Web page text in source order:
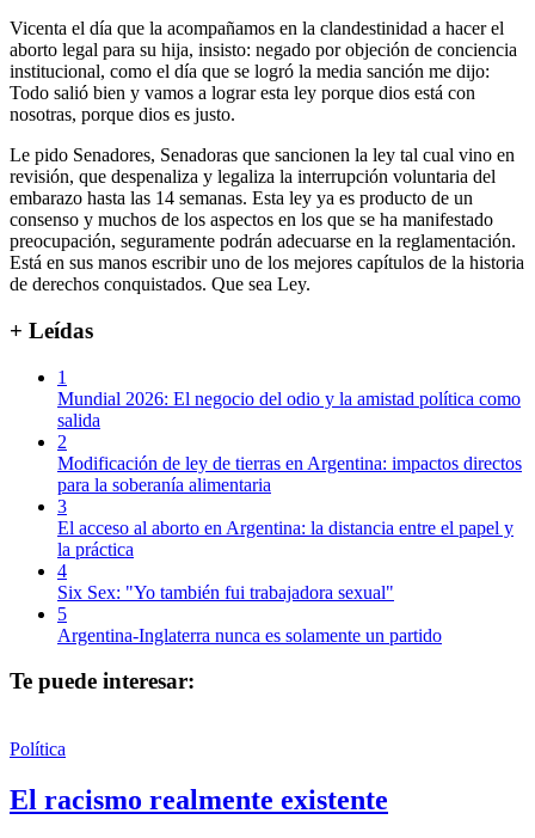
Vicenta el día que la acompañamos en la clandestinidad a hacer el
aborto legal para su hija, insisto: negado por objeción de conciencia
institucional, como el día que se logró la media sanción me dijo:
Todo salió bien y vamos a lograr esta ley porque dios está con
nosotras, porque dios es justo.
Le pido Senadores, Senadoras que sancionen la ley tal cual vino en
revisión, que despenaliza y legaliza la interrupción voluntaria del
embarazo hasta las 14 semanas. Esta ley ya es producto de un
consenso y muchos de los aspectos en los que se ha manifestado
preocupación, seguramente podrán adecuarse en la reglamentación.
Está en sus manos escribir uno de los mejores capítulos de la historia
de derechos conquistados. Que sea Ley.
+ Leídas
1
Mundial 2026: El negocio del odio y la amistad política como
salida
2
Modificación de ley de tierras en Argentina: impactos directos
para la soberanía alimentaria
3
El acceso al aborto en Argentina: la distancia entre el papel y
la práctica
4
Six Sex: "Yo también fui trabajadora sexual"
5
Argentina-Inglaterra nunca es solamente un partido
Te puede interesar:
Política
El racismo realmente existente